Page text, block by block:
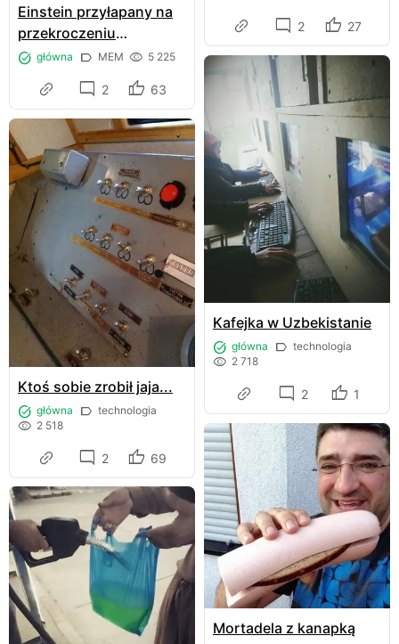
2 27
Einstein przyłapany na
przekroczeniu
prędkości
główna MEM 5 225
2 63
Kafejka w Uzbekistanie
główna
technologia
2 718
2 1
Ktoś sobie zrobił jaja...
główna
technologia
2 518
2 69
Mortadela z kanapką